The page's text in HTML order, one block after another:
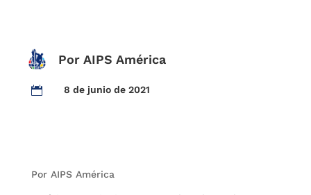
Por AIPS América
 8 de junio de 2021
Por AIPS América